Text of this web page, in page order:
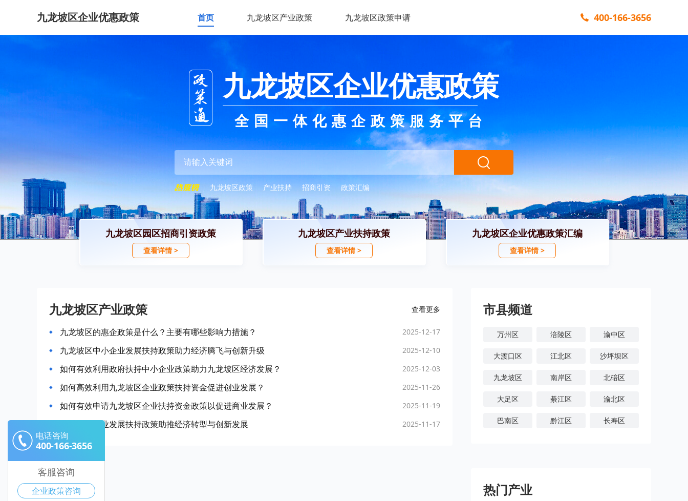
九龙坡区企业优惠政策 首页 九龙坡区产业政策 九龙坡区政策申请 400-166-3656
九龙坡区企业优惠政策
全国一体化惠企政策服务平台
九龙坡区政策 产业扶持 招商引资 政策汇编
九龙坡区园区招商引资政策
查看详情 >
九龙坡区产业扶持政策
查看详情 >
九龙坡区企业优惠政策汇编
查看详情 >
九龙坡区产业政策 查看更多
九龙坡区的惠企政策是什么？主要有哪些影响力措施？ 2025-12-17
九龙坡区中小企业发展扶持政策助力经济腾飞与创新升级 2025-12-10
如何有效利用政府扶持中小企业政策助力九龙坡区经济发展？ 2025-12-03
如何高效利用九龙坡区企业政策扶持资金促进创业发展？ 2025-11-26
如何有效申请九龙坡区企业扶持资金政策以促进商业发展？ 2025-11-19
九龙坡区产业发展扶持政策助推经济转型与创新发展 2025-11-17
市县频道
万州区 涪陵区 渝中区
大渡口区 江北区 沙坪坝区
九龙坡区 南岸区 北碚区
大足区 綦江区 渝北区
巴南区 黔江区 长寿区
丰都县
热门产业
电话咨询
400-166-3656
客服咨询
企业政策咨询